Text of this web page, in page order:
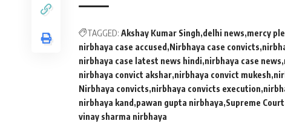
TAGGED: Akshay Kumar Singh delhi news mercy
nirbhaya case accused Nirbhaya case convicts
nirbhaya case latest news hindi nirbhaya case news
nirbhaya convict akshar nirbhaya convict mukesh
Nirbhaya convicts nirbhaya convicts execution
nirbhaya kand pawan gupta nirbhaya Supreme Court
vinay sharma nirbhaya